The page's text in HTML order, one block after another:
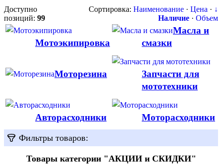
Доступно
позиций: 99
Сортировка: Наименование · Цена · ↓
Наличие · Объем
Мотоэкипировка
Масла и
смазки
Моторезина
Запчасти для
мототехники
Авторасходники Моторасходники
Фильтры товаров:
Товары категории "АКЦИИ и СКИДКИ"